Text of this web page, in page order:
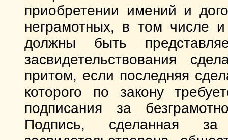
приобретении имений и
неграмотных, в том числе
должны быть
засвидетельствования
притом, если последняя
которого по закону
подписания за
Подпись, сделанная